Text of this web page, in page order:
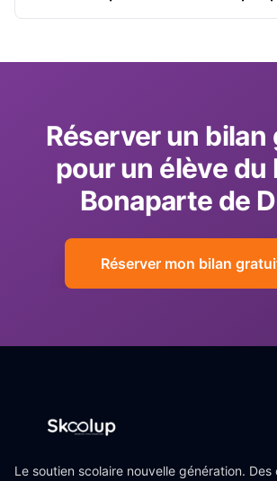
Réserver un
pour un élève du
Bonaparte de
Réserver mon bilan
Le soutien scolaire nouvelle génération.